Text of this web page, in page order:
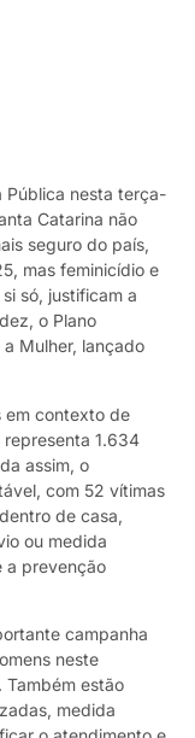
Pública nesta terça-
Catarina não
seguro do país,
mas feminicídio e
só, justificam a
o Plano
Mulher, lançado
em contexto de
1.634
assim, o
com 52 vítimas
de casa,
ou medida
a prevenção
campanha
neste
estão
medida